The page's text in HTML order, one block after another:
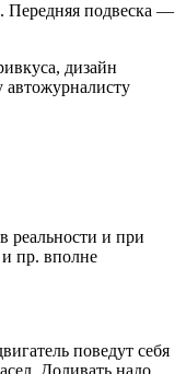
Передняя подвеска —
дизайн
реальности и при
пр. вполне
поведут себя